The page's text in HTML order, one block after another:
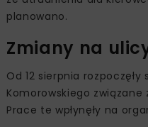
planowano.
Zmiany na
Od 12 sierpnia
Komorowskiego związane
Prace te wpłynęły na